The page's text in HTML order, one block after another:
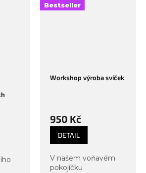
Bestseller
Workshop výroba svíček
950 Kč
DETAIL
V našem voňavém
pokojíčku